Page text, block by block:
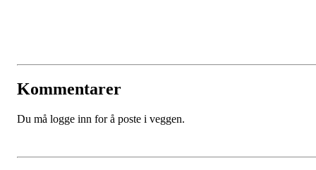
Kommentarer
Du må logge inn for å poste i veggen.